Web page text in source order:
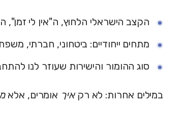
הקצב הישראלי הלחוץ, ה"אין לי זמן",
מתחים ייחודיים: ביטחוני, חברתי,
סוג ההומור והישירות שעוזר לנו
במילים אחרות: לא רקאיך אומרים, אלא